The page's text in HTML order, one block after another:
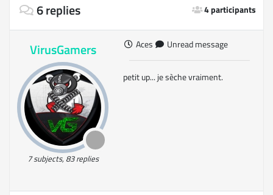
4 participants
6 replies
VirusGamers
7 subjects, 83 replies
Aces Unread message
petit up... je sèche vraiment.